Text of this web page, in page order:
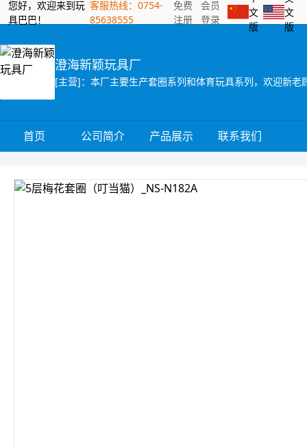
您好，欢迎来到玩
具巴巴！
客服热线：0754-
85638555
免费
注册
会员
登录
文
版
文
版
澄海新颖玩具厂
[主营]：本厂主要生产套圈系列和体育玩具系列，欢迎新老
首页 公司简介 产品展示 联系我们